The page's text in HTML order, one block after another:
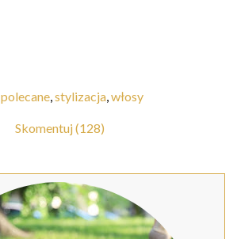
polecane,stylizacja,włosy
Skomentuj (128)